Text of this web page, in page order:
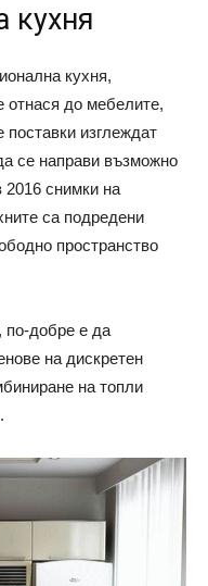
кухня
кухня,
отнася до мебелите,
изглеждат
се направи възможно
снимки на
са подредени
пространство
по-добре е да
на дискретен
на топли